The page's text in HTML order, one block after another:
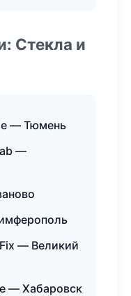
Стекла и
— Тюмень
—
— Великий
— Хабаровск